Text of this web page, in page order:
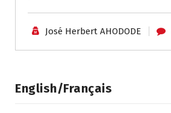
José Herbert AHODODE
English/Français